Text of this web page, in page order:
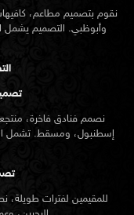
نقوم بتصميم مطاعم،
وأبوظبي. التصميم يشمل
نصمم فنادق فاخرة،
إسطنبول، ومسقط. تشمل
للمقيمين لفترات